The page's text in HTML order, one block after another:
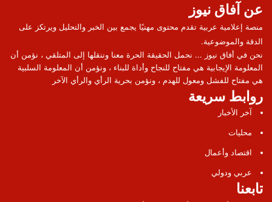
عن آفاق نيوز
منصة إعلامية عربية تقدم محتوى مهنيًا يجمع بين الخبر والتحليل ويرتكز على
الدقة والموضوعية.
نحن في أفاق نيوز ... نحمل الحقيقة الحرة معنا وننقلها إلى المتلقي ، نؤمن أن
المعلومة الإيجابية هي مفتاح للنجاح وأداة للبناء ، ونؤمن أن المعلومة السلبية
هي مفتاح للفشل ومعول للهدم ، ونؤمن بحرية الرأي والرأي الآخر
روابط سريعة
آخر الأخبار
محليات
اقتصاد وأعمال
عربي ودولي
تابعنا